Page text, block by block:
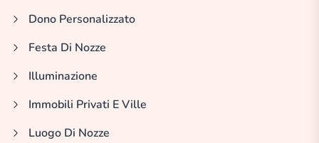
Dono Personalizzato
Festa Di Nozze
Illuminazione
Immobili Privati E Ville
Luogo Di Nozze